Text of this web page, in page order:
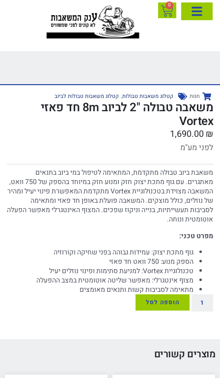
0
חנות קטלוג משאבות טבולות, קטלוג משאבות טבולות לביוב
משאבה טבולה "2 לביוב 8m חד פאזי
Vortex
1,690.00 ₪
לפני מע"מ
משאבת ביוב טבולה מתקדמת, המתאימה לטיפול במי ביוב בתנאים
מאתגרים. עם גוף מתכת יצוק חזק ומנוע חזק במיוחד בהספק של 750 וואט,
המשאבה מצוידת בטכנולוגיית Vortex מתקדמת המאפשרת פינוי יעיל ומהיר
של נוזלים, כולל מוצקים. המשאבה פועלת באופן חד פאזי ומתאימה
לסביבות תעשייתיות, בנייה וניקוז שפכים. המצוף האינטגרלי מאפשר הפעלה
אוטומטית ונוחה.
מפרט טכני:
גוף מתכת יצוק: עמידות גבוהה בפני שחיקה וקורוזיה
הספק מנוע: 750 וואט חד פאזי
טכנולוגיית Vortex: למניעת סתימות ופינוי נוזלים יעיל
מצוף אינטגרלי: מאפשר שליטה אוטומטית במצב ההפעלה
מתאימה לסביבות קשות ותנאים מאומצים
הוספה לסל
מוצרים קשורים